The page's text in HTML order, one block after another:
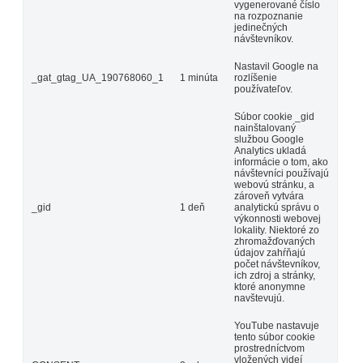
vygenerované číslo
na rozpoznanie
jedinečných
návštevníkov.
_gat_gtag_UA_190768060_1 1 minúta
Nastavil Google na
rozlíšenie
používateľov.
_gid 1 deň
Súbor cookie _gid
nainštalovaný
službou Google
Analytics ukladá
informácie o tom, ako
návštevníci používajú
webovú stránku, a
zároveň vytvára
analytickú správu o
výkonnosti webovej
lokality. Niektoré zo
zhromažďovaných
údajov zahŕňajú
počet návštevníkov,
ich zdroj a stránky,
ktoré anonymne
navštevujú.
YouTube nastavuje
tento súbor cookie
prostredníctvom
vložených videí